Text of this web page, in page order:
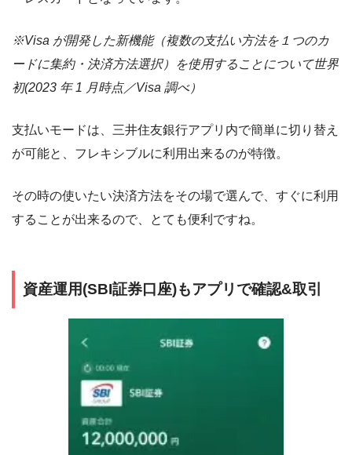
※Visa が開発した新機能（複数の支払い方法を１つのカ
ードに集約・決済方法選択）を使用することについて世界
初(2023 年 1 月時点／Visa 調べ）
支払いモードは、三井住友銀行アプリ内で簡単に切り替え
が可能と、フレキシブルに利用出来るのが特徴。
その時の使いたい決済方法をその場で選んで、すぐに利用
することが出来るので、とても便利ですね。
資産運用(SBI証券口座)もアプリで確認&取引